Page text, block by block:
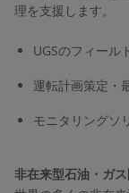
理を支援します。
UGSのフィール
運転計画策定・
モニタリングソ
非在来型石油・ガ